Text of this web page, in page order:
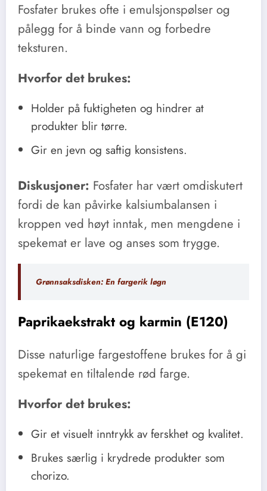
Fosfater brukes ofte i emulsjonspølser og
pålegg for å binde vann og forbedre
teksturen.
Hvorfor det brukes:
Holder på fuktigheten og hindrer at
produkter blir tørre.
Gir en jevn og saftig konsistens.
Diskusjoner: Fosfater har vært omdiskutert
fordi de kan påvirke kalsiumbalansen i
kroppen ved høyt inntak, men mengdene i
spekemat er lave og anses som trygge.
Grønnsaksdisken: En fargerik løgn
Paprikaekstrakt og karmin (E120)
Disse naturlige fargestoffene brukes for å gi
spekemat en tiltalende rød farge.
Hvorfor det brukes:
Gir et visuelt inntrykk av ferskhet og kvalitet.
Brukes særlig i krydrede produkter som
chorizo.